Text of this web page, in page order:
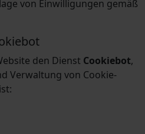
von Einwilligungen gemäß
den Dienst Cookiebot,
Verwaltung von Cookie-